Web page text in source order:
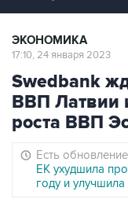
ЭКОНОМИКА
17:10, 24 января 2023
Swedbank
ВВП Латвии
роста ВВП
Есть
ЕК ухудшила
году и